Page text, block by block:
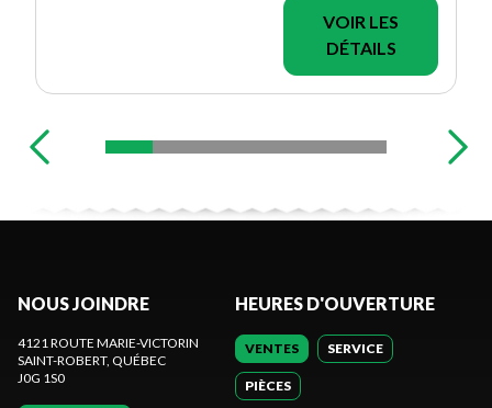
VOIR LES
DÉTAILS
NOUS JOINDRE
4121 ROUTE MARIE-VICTORIN
SAINT-ROBERT, QUÉBEC
J0G 1S0
HEURES D'OUVERTURE
VENTES SERVICE
PIÈCES